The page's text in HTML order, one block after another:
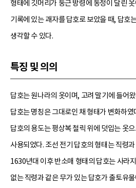
형태에 깃머리가 둥근 방령에 동정이 달린
기록에 있는 괘자를 답호로 보았을 때, 답호
생각할 수 있다.
특징 및 의의
답호는 원나라의 옷이며, 고려 말기에 들어
답호는 명칭은 그대로인 채 형태가 변화하였
답호의 용도는 평상복 철릭 위에 덧입는 옷
사용되었다. 조선 전기 답호의 형태는 직령
1630년대 이후 반소매 형태의 답호는 사라
없는 직령과 같은 무가 있는 답호가 출토유